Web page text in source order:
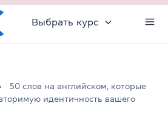
Выбрать курс
50 слов на английском, которые
идентичность вашего